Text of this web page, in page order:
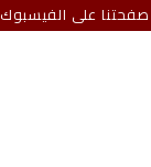
صفحتنا على الفيسبوك